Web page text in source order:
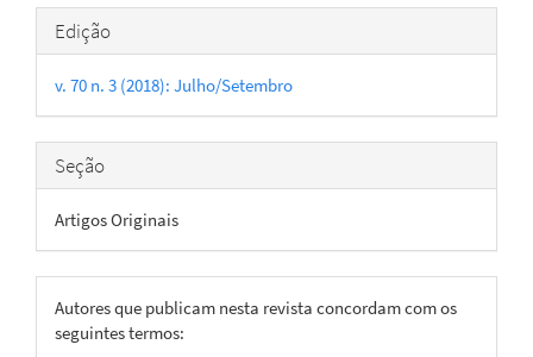
Detalhes
do
artigo
Edição
v. 70 n. 3 (2018): Julho/Setembro
Seção
Artigos Originais
Autores que publicam nesta revista concordam com os
seguintes termos: